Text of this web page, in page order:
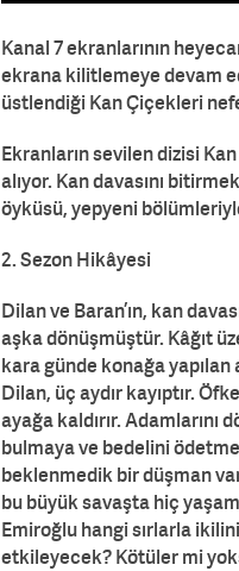
Kanal 7 ekranlarının
ekrana kilitlemeye devam
üstlendiği Kan Çiçekleri
Ekranların sevilen dizisi
alıyor. Kan davasını
öyküsü, yepyeni
2. Sezon Hikâyesi
Dilan ve Baran’ın, kan
aşka dönüşmüştür. Kâğıt
kara günde konağa yapılan
Dilan, üç aydır kayıptır.
ayağa kaldırır. Adamlarını
bulmaya ve bedelini
beklenmedik bir düşman
bu büyük savaşta hiç
Emiroğlu hangi sırlarla
etkileyecek? Kötüler mi